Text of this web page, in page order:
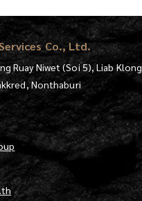
Co., Ltd.
Ruay Niwet (Soi 5), Liab
Nonthaburi